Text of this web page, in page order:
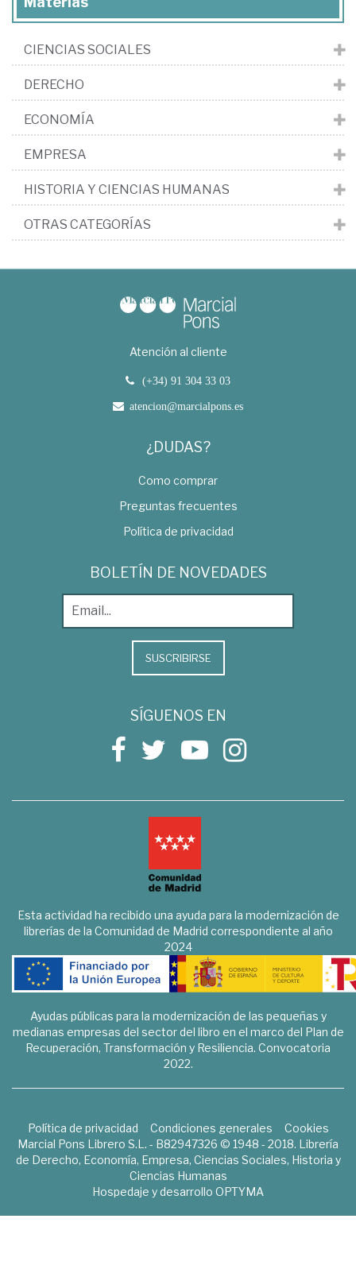
CIENCIAS SOCIALES
DERECHO
ECONOMÍA
EMPRESA
HISTORIA Y CIENCIAS HUMANAS
OTRAS CATEGORÍAS
Atención al cliente
(+34) 91 304 33 03
atencion@marcialpons.es
¿DUDAS?
Como comprar
Preguntas frecuentes
Política de privacidad
BOLETÍN DE NOVEDADES
SUSCRIBIRSE
SÍGUENOS EN
Esta actividad ha recibido una ayuda para la modernización de
librerías de la Comunidad de Madrid correspondiente al año
2024
Ayudas públicas para la modernización de las pequeñas y
medianas empresas del sector del libro en el marco del Plan de
Recuperación, Transformación y Resiliencia. Convocatoria
2022.
Política de privacidad Condiciones generales
Cookies
Marcial Pons Librero S.L. - B82947326 © 1948 - 2018. Librería
de Derecho, Economía, Empresa, Ciencias Sociales, Historia y
Ciencias Humanas
Hospedaje y desarrollo OPTYMA